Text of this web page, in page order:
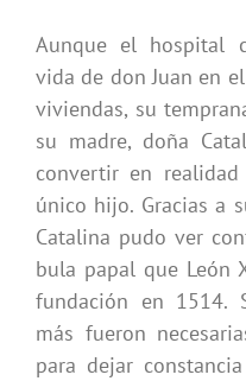
Aunque el hospital
vida de don Juan en
viviendas, su
su madre, doña
convertir en
único hijo. Gracias a
Catalina pudo ver
bula papal que León
fundación en 1514.
más fueron
para dejar